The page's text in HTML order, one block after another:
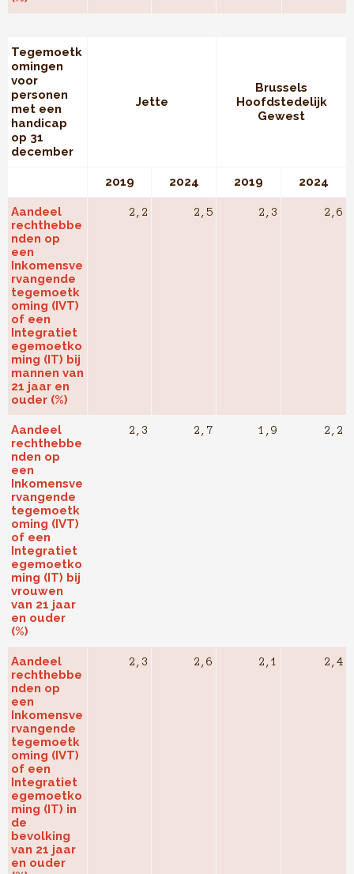
Tegemoetk
omingen
voor
personen
met een
handicap
op 31
december
Jette
Brussels
Hoofdstedelijk
Gewest
2019 2024 2019 2024
Aandeel
rechthebbe
nden op
een
Inkomensve
rvangende
tegemoetk
oming (IVT)
of een
Integratiet
egemoetko
ming (IT) bij
mannen van
21 jaar en
ouder (%)
2,2 2,5 2,3 2,6
Aandeel
rechthebbe
nden op
een
Inkomensve
rvangende
tegemoetk
oming (IVT)
of een
Integratiet
egemoetko
ming (IT) bij
vrouwen
van 21 jaar
en ouder
(%)
2,3 2,7 1,9 2,2
Aandeel
rechthebbe
nden op
een
Inkomensve
rvangende
tegemoetk
oming (IVT)
of een
Integratiet
egemoetko
ming (IT) in
de
bevolking
van 21 jaar
en ouder
2,3 2,6 2,1 2,4